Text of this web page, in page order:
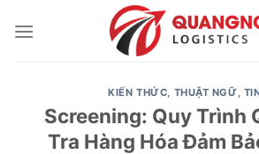
KIẾN THỨC, THUẬT NGỮ ,
Screening: Quy Trình
Tra Hàng Hóa Đảm